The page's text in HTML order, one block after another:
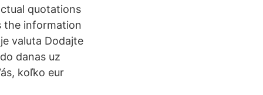
quotations
the information
valuta Dodajte
danas uz
koľko eur